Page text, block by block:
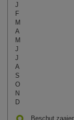
J
F
M
A
M
J
J
A
S
O
N
D
Beschut